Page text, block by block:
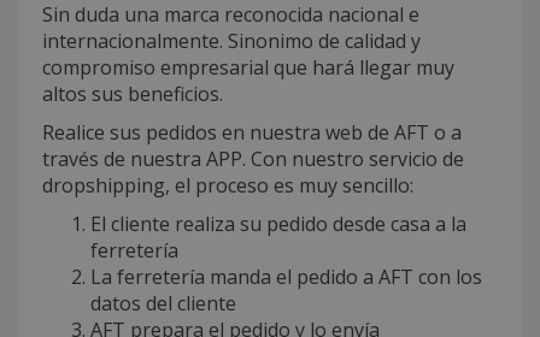
Sin duda una marca reconocida nacional e
internacionalmente. Sinonimo de calidad y
compromiso empresarial que hará llegar muy
altos sus beneficios.
Realice sus pedidos en nuestra web de AFT o a
través de nuestra APP. Con nuestro servicio de
dropshipping, el proceso es muy sencillo:
El cliente realiza su pedido desde casa a la
ferretería
La ferretería manda el pedido a AFT con los
datos del cliente
AFT prepara el pedido y lo envía